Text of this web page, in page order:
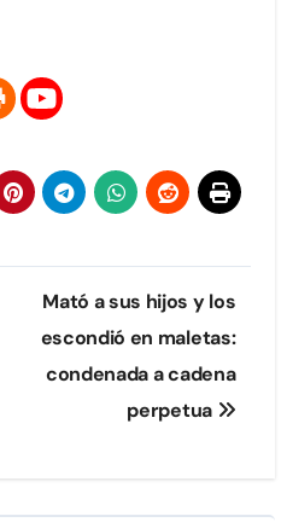
Mató a sus hijos y los
escondió en maletas:
condenada a cadena
perpetua